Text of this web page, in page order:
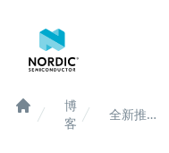
诺迪克半导体
Home
博
客
全新推出